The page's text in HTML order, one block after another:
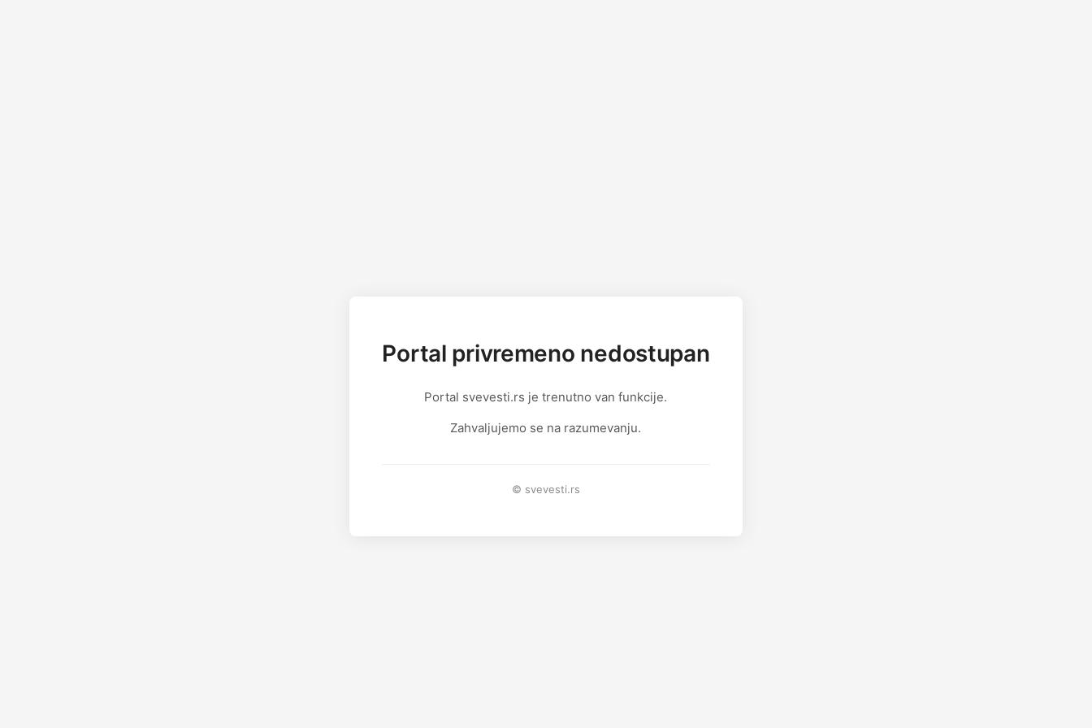
Portal privremeno nedostupan
Portal svevesti.rs je trenutno van funkcije.
Zahvaljujemo se na razumevanju.
© svevesti.rs